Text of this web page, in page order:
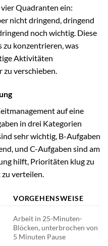
Quadranten ein:
nicht dringend, dringend
noch wichtig. Diese
zu konzentrieren, was
Aktivitäten
zu verschieben.
auf eine
in drei Kategorien
sehr wichtig, B-Aufgaben
und C-Aufgaben sind am
hilft, Prioritäten klug zu
verteilen.
VORGEHENSWEISE
Arbeit in 25-Minuten-
Blöcken, unterbrochen von
5 Minuten Pause